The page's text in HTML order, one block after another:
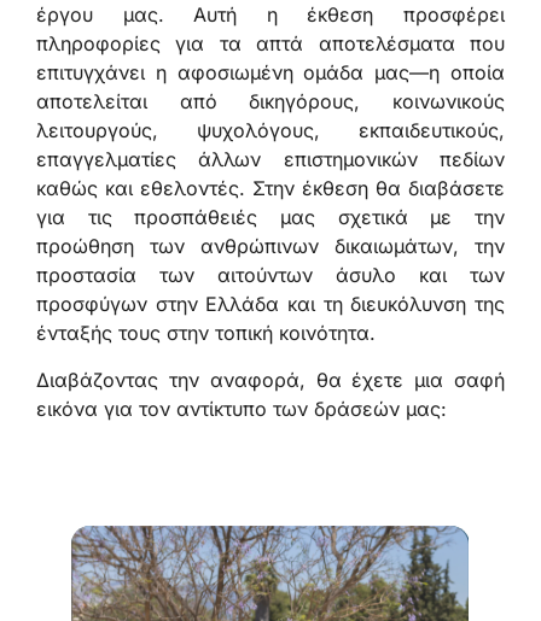
έργου μας. Αυτή η έκθεση προσφέρει
πληροφορίες για τα απτά αποτελέσματα που
επιτυγχάνει η αφοσιωμένη ομάδα μας—η οποία
αποτελείται από δικηγόρους, κοινωνικούς
λειτουργούς, ψυχολόγους, εκπαιδευτικούς,
επαγγελματίες άλλων επιστημονικών πεδίων
καθώς και εθελοντές. Στην έκθεση θα διαβάσετε
για τις προσπάθειές μας σχετικά με την
προώθηση των ανθρώπινων δικαιωμάτων, την
προστασία των αιτούντων άσυλο και των
προσφύγων στην Ελλάδα και τη διευκόλυνση της
ένταξής τους στην τοπική κοινότητα.
Διαβάζοντας την αναφορά, θα έχετε μια σαφή
εικόνα για τον αντίκτυπο των δράσεών μας: